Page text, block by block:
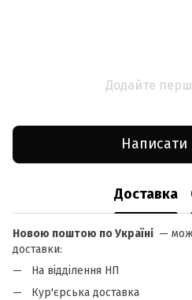
Додайте
Написати
Доставка
Новою поштою по Україні —
доставки:
На відділення НП
Кур'єрська доставка